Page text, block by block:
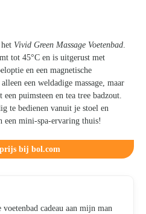
Vivid Green Massage Voetenbad.
tot 45°C en is uitgerust met
en een magnetische
een weldadige massage, maar
puimsteen en tea tree badzout.
te bedienen vanuit je stoel en
een mini-spa-ervaring thuis!
bij bol.com
voetenbad cadeau aan mijn man